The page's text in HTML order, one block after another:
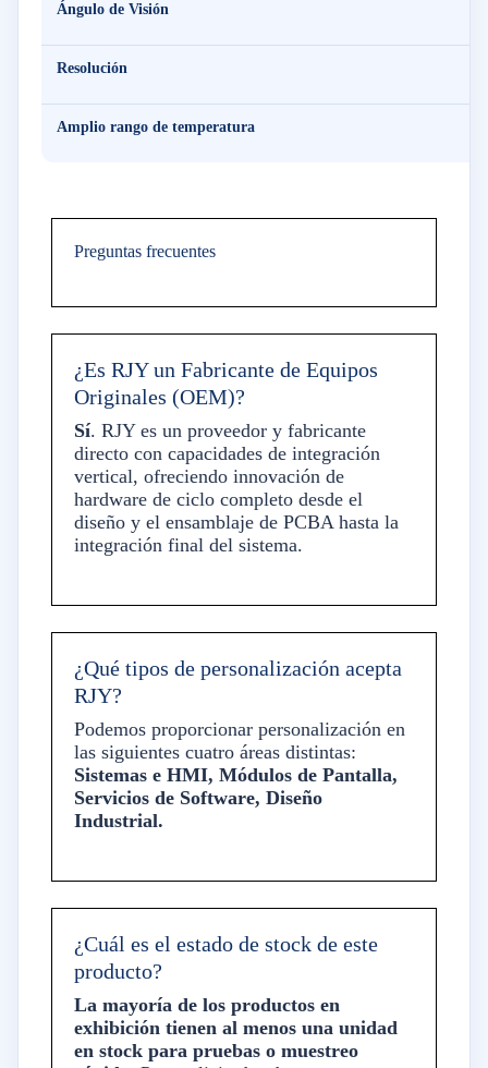
Ángulo de Visión
Resolución
Amplio rango de temperatura
Preguntas frecuentes
¿Es RJY un Fabricante de Equipos
Originales (OEM)?
Sí. RJY es un proveedor y fabricante
directo con capacidades de integración
vertical, ofreciendo innovación de
hardware de ciclo completo desde el
diseño y el ensamblaje de PCBA hasta la
integración final del sistema.
¿Qué tipos de personalización acepta
RJY?
Podemos proporcionar personalización en
las siguientes cuatro áreas distintas:
Sistemas e HMI, Módulos de Pantalla,
Servicios de Software, Diseño
Industrial.
¿Cuál es el estado de stock de este
producto?
La mayoría de los productos en
exhibición tienen al menos una unidad
en stock para pruebas o muestreo